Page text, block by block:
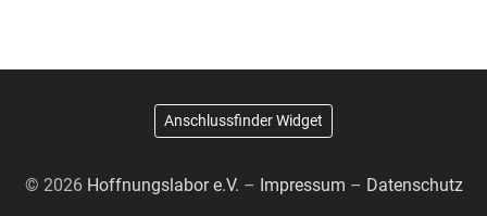
Anschlussfinder Widget
© 2026 Hoffnungslabor e.V. – Impressum – Datenschutz